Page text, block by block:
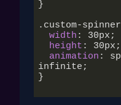
}
.custom-spinner
width : 30px ;
height : 30px ;
animation :
infinite;
}